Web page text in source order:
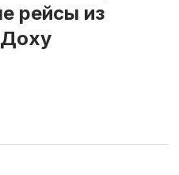
рейсы из
Доху